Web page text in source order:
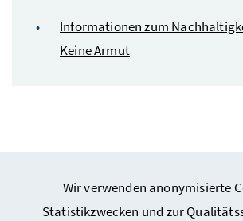
Wir verwenden anonymisierte
Statistikzwecken und zur
Informationen zum
Keine Armut
Webseiten Kunst und Kultur